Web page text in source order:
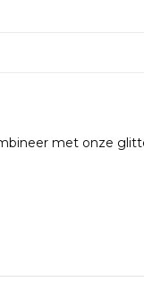
met onze